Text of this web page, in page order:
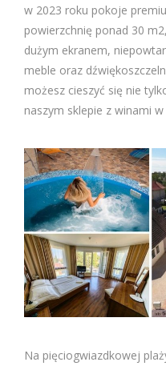
w 2023 roku pokoje
powierzchnię ponad 30
dużym ekranem,
meble oraz
możesz cieszyć się nie
naszym sklepie z winami
Na pięciogwiazdkowej